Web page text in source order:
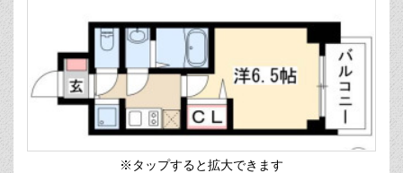
※タップすると拡大できます